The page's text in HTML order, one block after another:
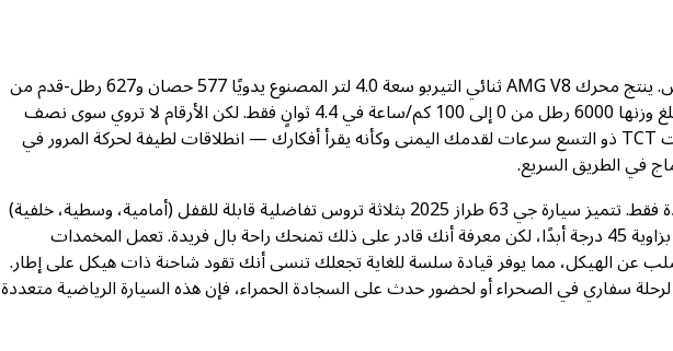
تحت غطاء المحرك المنحوت يكمن قلب الوحش. ينتج محرك AMG V8 ثنائي التيربو سعة 4.0 لتر المصنوع يدويًا 577 حصان و627 رطل-قدم من
عزم الدوران. وهذا يدفع سيارة جي واجن التي يبلغ وزنها 6000 رطل من 0 إلى 100 كم/ساعة في 4.4 ثوانٍ فقط. لكن الأرقام لا تروي سوى نصف
القصة. يستجيب ناقل الحركة AMG سبيدشفت TCT ذو التسع سرعات لقدمك اليمنى وكأنه يقرأ أفكارك — انطلاقات لطيفة لحركة المرور في
في الطريق السريع.
ومع ذلك، فهذه السيارة ليست ذات ميزة واحدة فقط. تتميز سيارة جي 63 طراز 2025 بثلاثة تروس تفاضلية قابلة للقفل (أمامية، وسطية، خلفية)
لا تزال الأفضل في فئتها. قد لا تتسلق منحدرًا بزاوية 45 درجة أبدًا، لكن معرفة أنك قادر على ذلك تمنحك راحة بال فريدة. تعمل المخمدات
عن الهيكل، مما يوفر قيادة سلسة للغاية تجعلك تنسى أنك تقود شاحنة ذات هيكل على إطار.
سواء اخترت استئجار مرسيدس جي 63 2025 لرحلة سفاري في الصحراء أو لحضور حدث على السجادة الحمراء، فإن هذه السيارة الرياضية متعددة